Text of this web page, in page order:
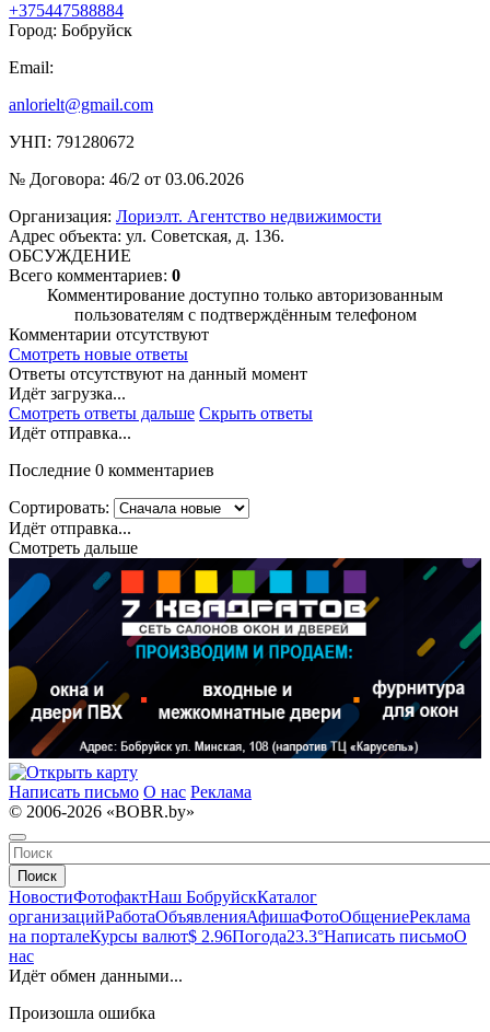
+375447588884
Город: Бобруйск
Email:
anlorielt@gmail.com
УНП: 791280672
№ Договора: 46/2 от 03.06.2026
Организация: Лориэлт. Агентство недвижимости
Адрес объекта: ул. Советская, д. 136.
ОБСУЖДЕНИЕ
Всего комментариев: 0
Комментирование доступно только авторизованным
пользователям с подтверждённым телефоном
Комментарии отсутствуют
Смотреть новые ответы
Ответы отсутствуют на данный момент
Идёт загрузка...
Смотреть ответы дальше Скрыть ответы
Идёт отправка...
Последние 0 комментариев
Сортировать:
Идёт отправка...
Смотреть дальше
Написать письмо О нас Реклама
© 2006-2026 «BOBR.by»
Поиск
НовостиФотофактНаш БобруйскКаталог
организацийРаботаОбъявленияАфишаФотоОбщениеРеклама
на порталеКурсы валют$ 2.96Погода23.3°Написать письмоО
нас
Идёт обмен данными...
Произошла ошибка